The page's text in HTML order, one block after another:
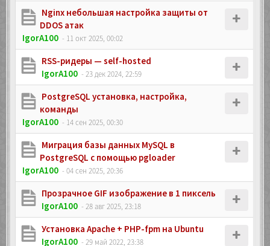
Nginx небольшая настройка защиты от
DDOS атак
IgorA100 - 11 окт 2025, 00:02
RSS-ридеры — self-hosted
IgorA100 - 23 дек 2024, 22:59
PostgreSQL установка, настройка,
команды
IgorA100 - 14 сен 2025, 00:30
Миграция базы данных MySQL в
PostgreSQL с помощью pgloader
IgorA100 - 04 сен 2025, 20:36
Прозрачное GIF изображение в 1 пиксель
IgorA100 - 28 авг 2025, 23:18
Установка Apache + PHP-fpm на Ubuntu
IgorA100 - 29 май 2022, 23:38